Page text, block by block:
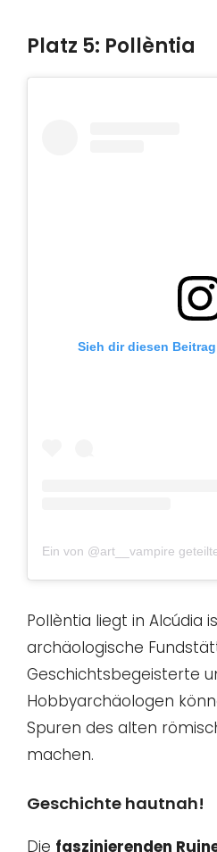
Platz 5: Pollèntia
Sieh dir diesen
Ein von @art__vampire
Pollèntia liegt in Alcúdia
archäologische
Geschichtsbegeisterte
Hobbyarchäologen
Spuren des alten
machen.
Geschichte hautnah!
Die faszinierenden